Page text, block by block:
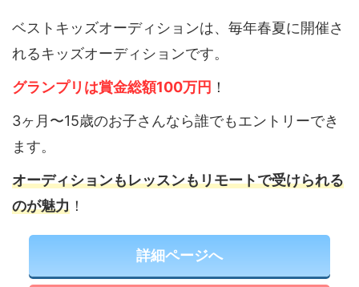
ベストキッズオーディションは、毎年春夏に開催さ
れるキッズオーディションです。
グランプリは賞金総額100万円 ！
3ヶ月〜15歳のお子さんなら誰でもエントリーでき
ます。
オーディションもレッスンもリモートで受けられる
のが魅力 ！
詳細ページへ